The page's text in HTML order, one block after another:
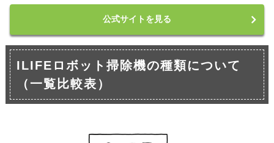
公式サイトを見る
ILIFEロボット掃除機の種類について
（一覧比較表）